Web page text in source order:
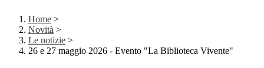
Home >
Novità >
Le notizie >
26 e 27 maggio 2026 - Evento "La Biblioteca Vivente"